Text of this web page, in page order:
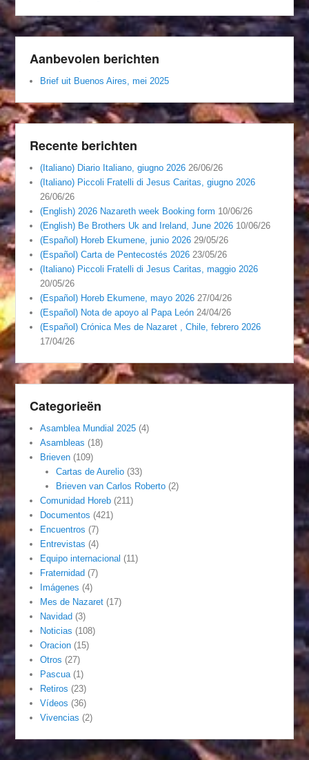
Aanbevolen berichten
Brief uit Buenos Aires, mei 2025
Recente berichten
(Italiano) Diario Italiano, giugno 2026 26/06/26
(Italiano) Piccoli Fratelli di Jesus Caritas, giugno 2026
26/06/26
(English) 2026 Nazareth week Booking form 10/06/26
(English) Be Brothers Uk and Ireland, June 2026 10/06/26
(Español) Horeb Ekumene, junio 2026 29/05/26
(Español) Carta de Pentecostés 2026 23/05/26
(Italiano) Piccoli Fratelli di Jesus Caritas, maggio 2026
20/05/26
(Español) Horeb Ekumene, mayo 2026 27/04/26
(Español) Nota de apoyo al Papa León 24/04/26
(Español) Crónica Mes de Nazaret , Chile, febrero 2026
17/04/26
Categorieën
Asamblea Mundial 2025 (4)
Asambleas (18)
Brieven (109)
Cartas de Aurelio(33)
Brieven van Carlos Roberto(2)
Comunidad Horeb (211)
Documentos (421)
Encuentros (7)
Entrevistas (4)
Equipo internacional (11)
Fraternidad (7)
Imágenes (4)
Mes de Nazaret (17)
Navidad (3)
Noticias (108)
Oracion (15)
Otros (27)
Pascua (1)
Retiros (23)
Vídeos (36)
Vivencias (2)